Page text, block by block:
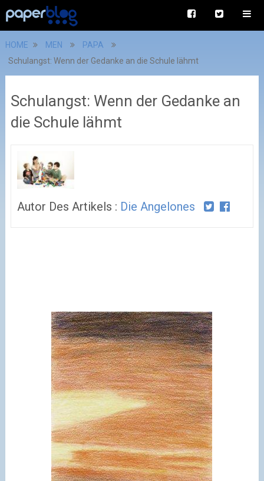
HOME MEN
PAPA
Schulangst: Wenn der Gedanke an die Schule lähmt
Schulangst: Wenn der Gedanke an
die Schule lähmt
Autor Des Artikels : Die Angelones